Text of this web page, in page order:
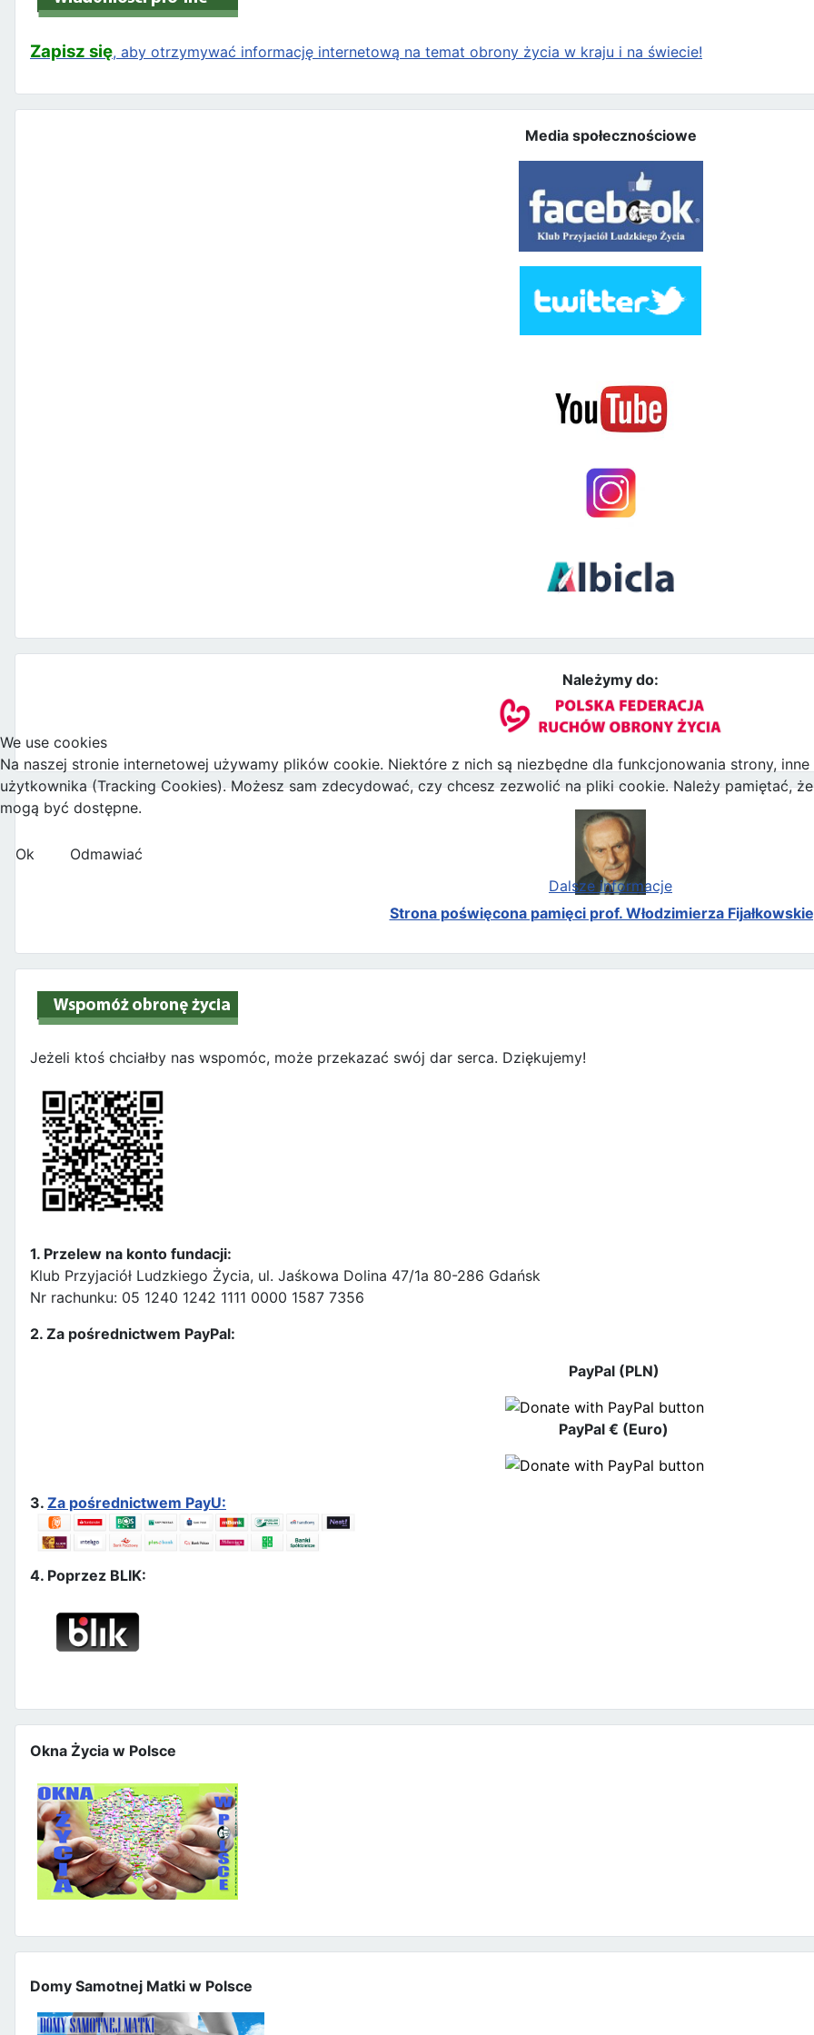
Zapisz się, aby otrzymywać informację internetową na temat obrony życia w kraju i na świecie!
Media społecznościowe
Należymy do:
Strona poświęcona pamięci prof. Włodzimierza
Jeżeli ktoś chciałby nas wspomóc, może przekazać swój dar serca. Dziękujemy!
1. Przelew na konto fundacji:
Klub Przyjaciół Ludzkiego Życia, ul. Jaśkowa Dolina 47/1a 80-286 Gdańsk
Nr rachunku: 05 1240 1242 1111 0000 1587 7356
2. Za pośrednictwem PayPal:
PayPal (PLN)
PayPal € (Euro)
3. Za pośrednictwem PayU:
4. Poprzez BLIK:
Okna Życia w Polsce
Domy Samotnej Matki w Polsce
We use cookies
Na naszej stronie internetowej używamy plików cookie. Niektóre z nich są niezbędne dla funkcjonowania strony,
użytkownika (Tracking Cookies). Możesz sam zdecydować, czy chcesz zezwolić na pliki cookie. Należy pamiętać,
mogą być dostępne.
Ok
Odmawiać
Dalsze informacje